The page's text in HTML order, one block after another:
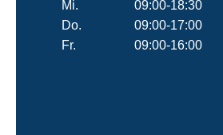
Mi.
09:00-18:30
Do.
09:00-17:00
Fr.
09:00-16:00